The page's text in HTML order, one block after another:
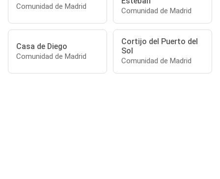
Comunidad de Madrid
Comunidad de Madrid
Casa de Diego
Comunidad de Madrid
Cortijo del Puerto del
Sol
Comunidad de Madrid